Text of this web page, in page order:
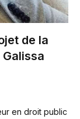
de la
en droit public